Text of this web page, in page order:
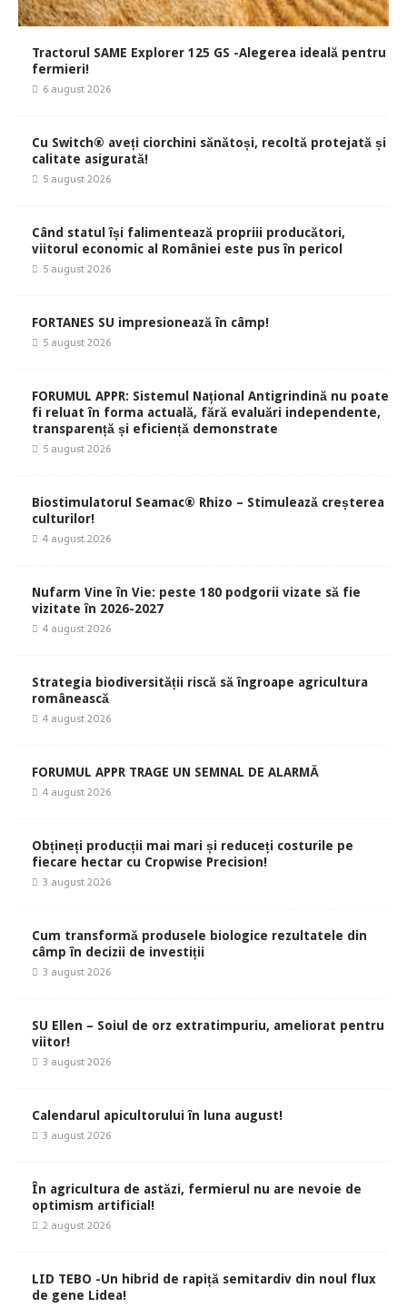
Tractorul SAME Explorer 125 GS -Alegerea ideală pentru
fermieri!
6 august 2026
Cu Switch® aveți ciorchini sănătoși, recoltă protejată și
calitate asigurată!
5 august 2026
Când statul își falimentează propriii producători,
viitorul economic al României este pus în pericol
5 august 2026
FORTANES SU impresionează în câmp!
5 august 2026
FORUMUL APPR: Sistemul Național Antigrindină nu poate
fi reluat în forma actuală, fără evaluări independente,
transparență și eficiență demonstrate
5 august 2026
Biostimulatorul Seamac® Rhizo – Stimulează creșterea
culturilor!
4 august 2026
Nufarm Vine în Vie: peste 180 podgorii vizate să fie
vizitate în 2026-2027
4 august 2026
Strategia biodiversității riscă să îngroape agricultura
românească
4 august 2026
FORUMUL APPR TRAGE UN SEMNAL DE ALARMĂ
4 august 2026
Obțineți producții mai mari și reduceți costurile pe
fiecare hectar cu Cropwise Precision!
3 august 2026
Cum transformă produsele biologice rezultatele din
câmp în decizii de investiții
3 august 2026
SU Ellen – Soiul de orz extratimpuriu, ameliorat pentru
viitor!
3 august 2026
Calendarul apicultorului în luna august!
3 august 2026
În agricultura de astăzi, fermierul nu are nevoie de
optimism artificial!
2 august 2026
LID TEBO -Un hibrid de rapiță semitardiv din noul flux
de gene Lidea!